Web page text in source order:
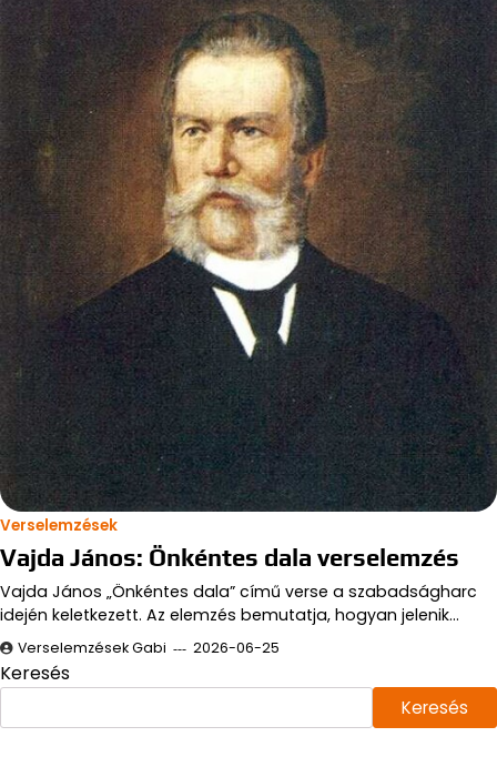
Verselemzések
Vajda János: Önkéntes dala verselemzés
Vajda János „Önkéntes dala” című verse a szabadságharc
idején keletkezett. Az elemzés bemutatja, hogyan jelenik…
Verselemzések Gabi 2026-06-25
Keresés
Keresés